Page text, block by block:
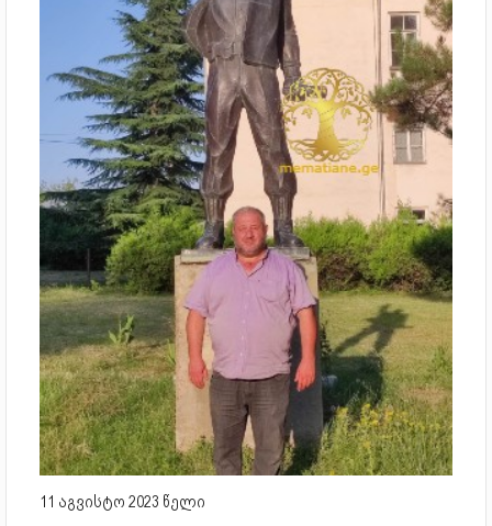
11 აგვისტო 2023 წელი